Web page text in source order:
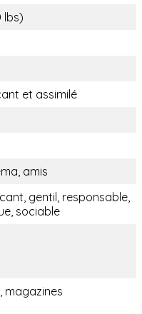
lbs)
et assimilé
amis
gentil, responsable,
sociable
magazines